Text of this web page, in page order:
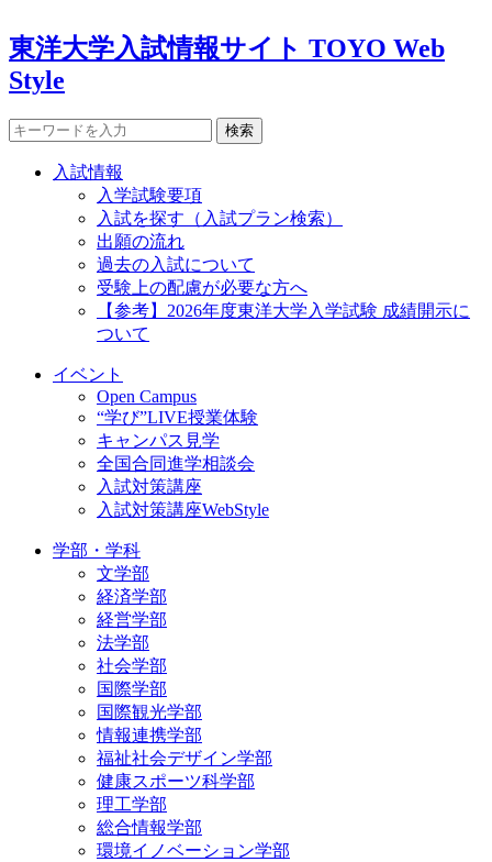
東洋大学入試情報サイト TOYO Web
Style
検索
入試情報
入学試験要項
入試を探す（入試プラン検索）
出願の流れ
過去の入試について
受験上の配慮が必要な方へ
【参考】2026年度東洋大学入学試験 成績開示に
ついて
イベント
Open Campus
“学び”LIVE授業体験
キャンパス見学
全国合同進学相談会
入試対策講座
入試対策講座WebStyle
学部・学科
文学部
経済学部
経営学部
法学部
社会学部
国際学部
国際観光学部
情報連携学部
福祉社会デザイン学部
健康スポーツ科学部
理工学部
総合情報学部
環境イノベーション学部